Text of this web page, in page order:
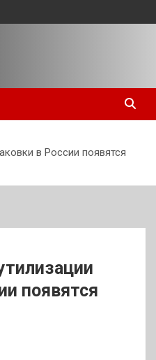
в России появятся
появятся